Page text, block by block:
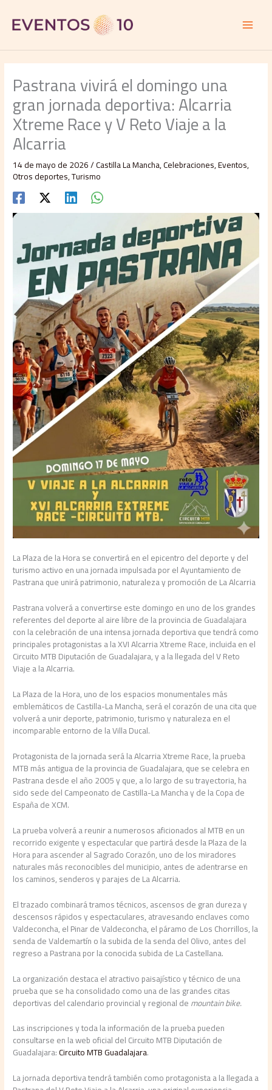
contenido
Pastrana vivirá el domingo una
gran jornada deportiva: Alcarria
Xtreme Race y V Reto Viaje a la
Alcarria
14 de mayo de 2026/Castilla La Mancha,Celebraciones,Eventos,
Otros deportes,Turismo
La Plaza de la Hora se convertirá en el epicentro del deporte y del
turismo activo en una jornada impulsada por el Ayuntamiento de
Pastrana que unirá patrimonio, naturaleza y promoción de La Alcarria
Pastrana volverá a convertirse este domingo en uno de los grandes
referentes del deporte al aire libre de la provincia de Guadalajara
con la celebración de una intensa jornada deportiva que tendrá como
principales protagonistas a la XVI Alcarria Xtreme Race, incluida en el
Circuito MTB Diputación de Guadalajara, y a la llegada del V Reto
Viaje a la Alcarria.
La Plaza de la Hora, uno de los espacios monumentales más
emblemáticos de Castilla-La Mancha, será el corazón de una cita que
volverá a unir deporte, patrimonio, turismo y naturaleza en el
incomparable entorno de la Villa Ducal.
Protagonista de la jornada será la Alcarria Xtreme Race, la prueba
MTB más antigua de la provincia de Guadalajara, que se celebra en
Pastrana desde el año 2005 y que, a lo largo de su trayectoria, ha
sido sede del Campeonato de Castilla-La Mancha y de la Copa de
España de XCM.
La prueba volverá a reunir a numerosos aficionados al MTB en un
recorrido exigente y espectacular que partirá desde la Plaza de la
Hora para ascender al Sagrado Corazón, uno de los miradores
naturales más reconocibles del municipio, antes de adentrarse en
los caminos, senderos y parajes de La Alcarria.
El trazado combinará tramos técnicos, ascensos de gran dureza y
descensos rápidos y espectaculares, atravesando enclaves como
Valdeconcha, el Pinar de Valdeconcha, el páramo de Los Chorrillos, la
senda de Valdemartín o la subida de la senda del Olivo, antes del
regreso a Pastrana por la conocida subida de La Castellana.
La organización destaca el atractivo paisajístico y técnico de una
prueba que se ha consolidado como una de las grandes citas
deportivas del calendario provincial y regional demountain bike.
Las inscripciones y toda la información de la prueba pueden
consultarse en la web oficial del Circuito MTB Diputación de
Guadalajara:Circuito MTB Guadalajara.
La jornada deportiva tendrá también como protagonista a la llegada a